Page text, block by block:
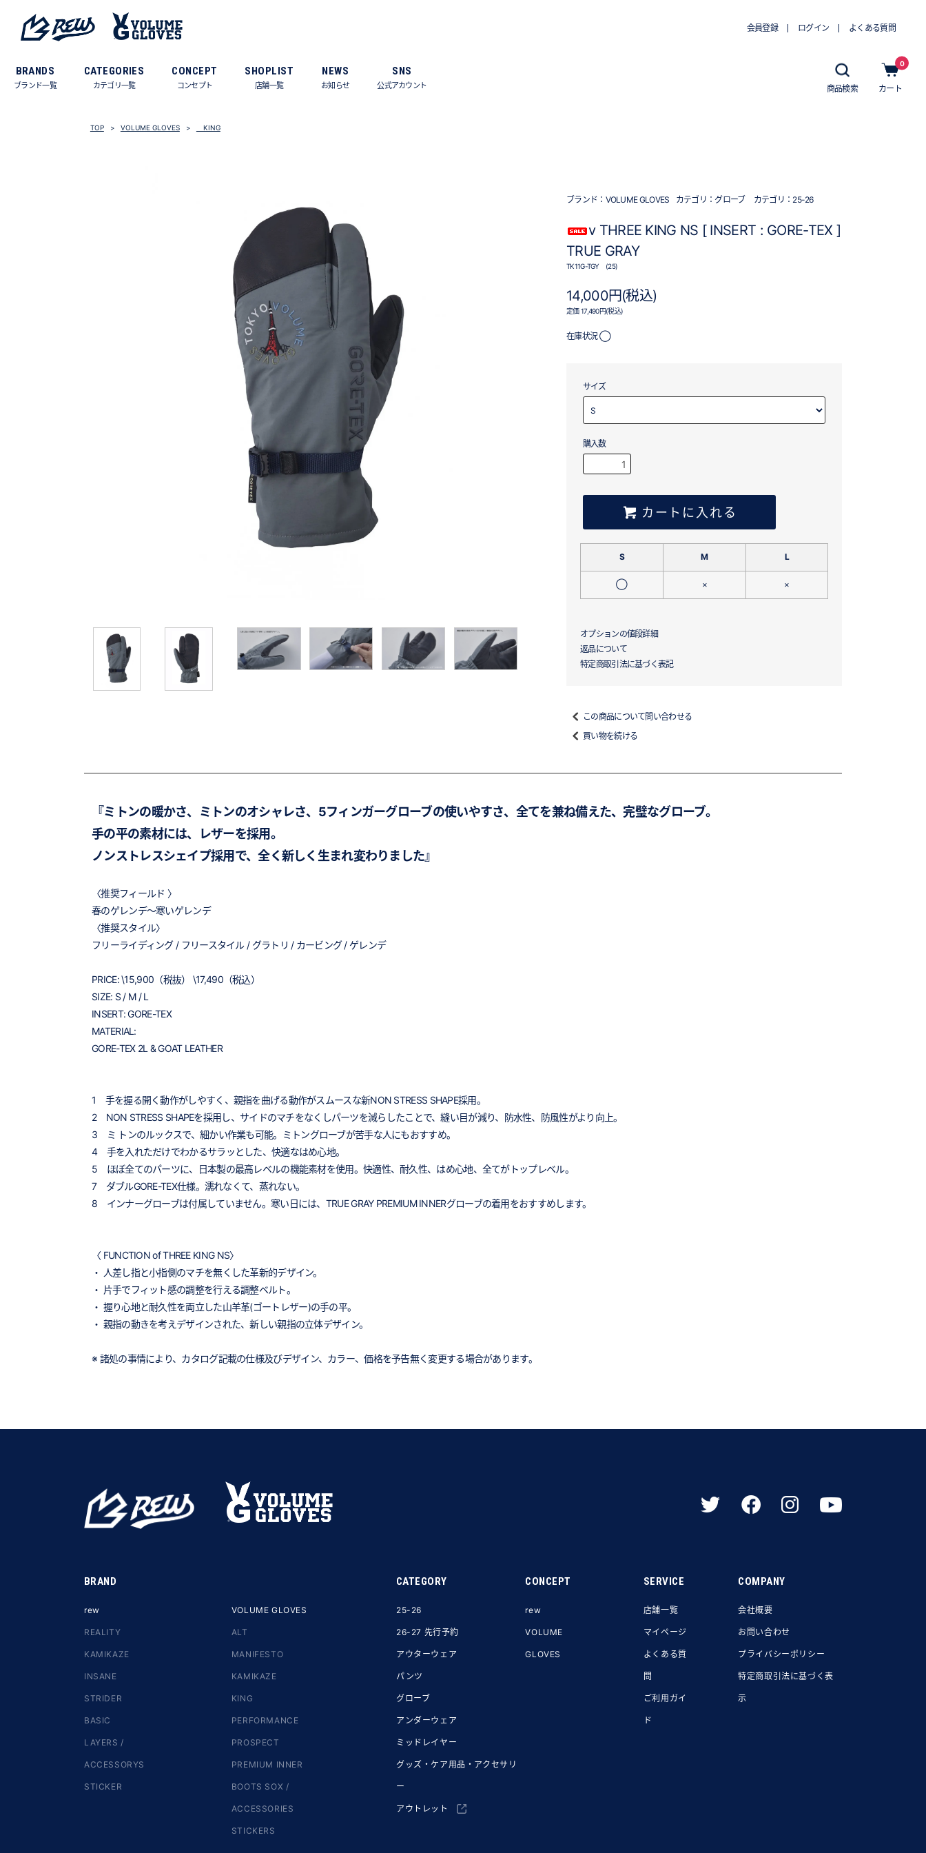
BRANDS
ブランド一覧
CATEGORIES
カテゴリ一覧
CONCEPT
コンセプト
SHOPLIST
店舗一覧
NEWS
お知らせ
SNS
公式アカウント
会員登録 ログイン よくある質問
商品検索 カート
0
TOP VOLUME GLOVES KING
ブランド： VOLUME GLOVES カテゴリ： グローブ カテゴリ： 25-26
v THREE KING NS [ INSERT : GORE-TEX ]
TRUE GRAY
TK11G-TGY (25)
14,000円(税込)
定価 17,490円(税込)
在庫状況 ◯
サイズ
購入数
カートに入れる
S M L
◯ × ×
オプションの値段詳細
返品について
特定商取引法に基づく表記
この商品について問い合わせる
買い物を続ける
『ミトンの暖かさ、ミトンのオシャレさ、5フィンガーグローブの使いやすさ、全てを兼ね備えた、完璧なグローブ。
手の平の素材には、レザーを採用。
ノンストレスシェイプ採用で、全く新しく生まれ変わりました』
〈推奨フィールド 〉
春のゲレンデ～寒いゲレンデ
〈推奨スタイル〉
フリーライディング / フリースタイル / グラトリ / カービング / ゲレンデ
PRICE: \15,900（税抜） \17,490（税込）
SIZE: S / M / L
INSERT: GORE-TEX
MATERIAL:
GORE-TEX 2L & GOAT LEATHER
1 手を握る開く動作がしやすく、親指を曲げる動作がスムースな新NON STRESS SHAPE採用。
2 NON STRESS SHAPEを採用し、サイドのマチをなくしパーツを減らしたことで、縫い目が減り、防水性、防風性がより向上。
3 ミ トンのルックスで、細かい作業も可能。ミトングローブが苦手な人にもおすすめ。
4 手を入れただけでわかるサラッとした、快適なはめ心地。
5 ほぼ全てのパーツに、日本製の最高レベルの機能素材を使用。快適性、耐久性、はめ心地、全てがトップレベル。
7 ダブルGORE-TEX仕様。濡れなくて、蒸れない。
8 インナーグローブは付属していません。寒い日には、TRUE GRAY PREMIUM INNERグローブの着用をおすすめします。
〈 FUNCTION of THREE KING NS〉
・ 人差し指と小指側のマチを無くした革新的デザイン。
・ 片手でフィット感の調整を行える調整ベルト。
・ 握り心地と耐久性を両立した山羊革(ゴートレザー)の手の平。
・ 親指の動きを考えデザインされた、新しい親指の立体デザイン。
※ 諸処の事情により、カタログ記載の仕様及びデザイン、カラー、価格を予告無く変更する場合があります。
BRAND
rew
REALITY
KAMIKAZE
INSANE
STRIDER
BASIC
LAYERS /
ACCESSORYS
STICKER
VOLUME GLOVES
ALT
MANIFESTO
KAMIKAZE
KING
PERFORMANCE
PROSPECT
PREMIUM INNER
BOOTS SOX /
ACCESSORIES
STICKERS
CATEGORY
25-26
26-27 先行予約
アウターウェア
パンツ
グローブ
アンダーウェア
ミッドレイヤー
グッズ・ケア用品・アクセサリ
ー
アウトレット
CONCEPT
rew
VOLUME
GLOVES
SERVICE
店舗一覧
マイページ
よくある質
問
ご利用ガイ
ド
COMPANY
会社概要
お問い合わせ
プライバシーポリシー
特定商取引法に基づく表
示